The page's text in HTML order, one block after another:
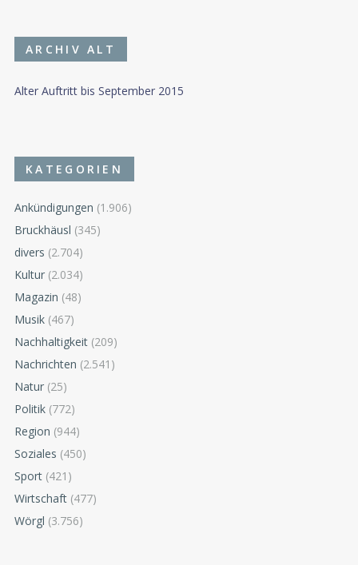
ARCHIV ALT
Alter Auftritt bis September 2015
KATEGORIEN
Ankündigungen (1.906)
Bruckhäusl (345)
divers (2.704)
Kultur (2.034)
Magazin (48)
Musik (467)
Nachhaltigkeit (209)
Nachrichten (2.541)
Natur (25)
Politik (772)
Region (944)
Soziales (450)
Sport (421)
Wirtschaft (477)
Wörgl (3.756)